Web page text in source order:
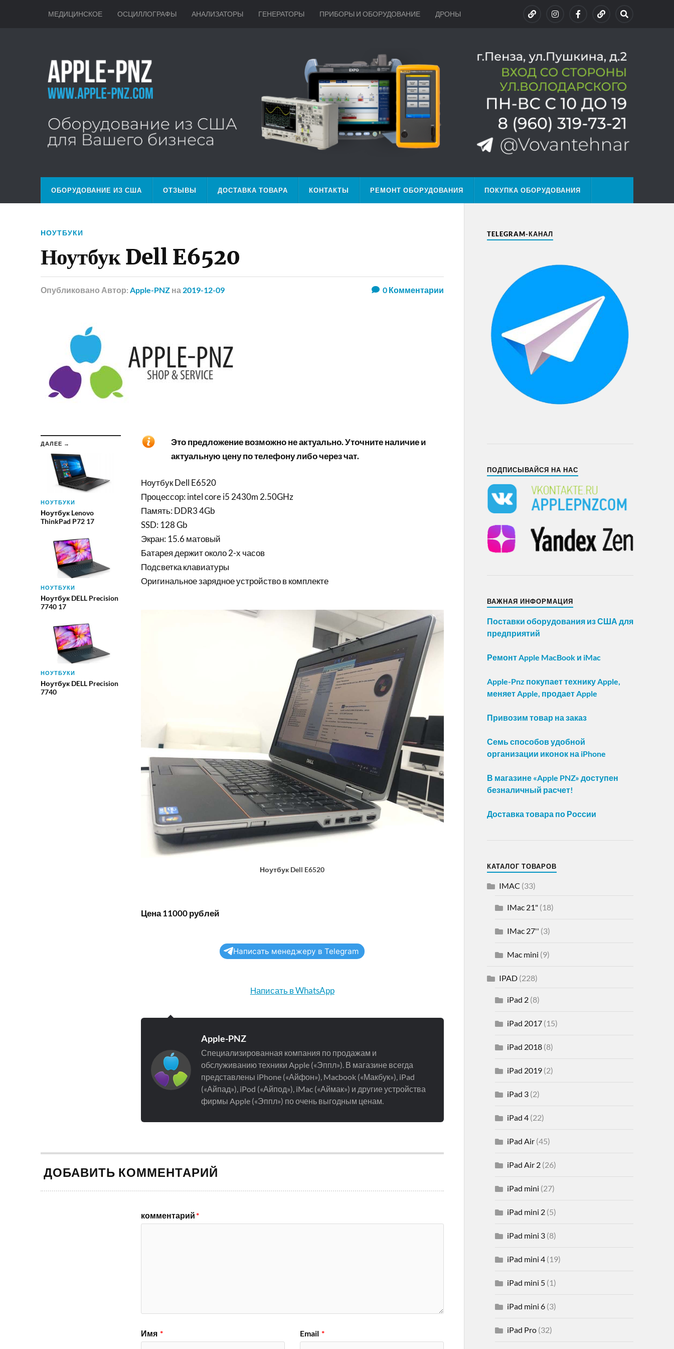
МЕДИЦИНСКОЕ ОСЦИЛЛОГРАФЫ АНАЛИЗАТОРЫ ГЕНЕРАТОРЫ ПРИБОРЫ И ОБОРУДОВАНИЕ ДРОНЫ
ОБОРУДОВАНИЕ ИЗ США ОТЗЫВЫ ДОСТАВКА ТОВАРА КОНТАКТЫ РЕМОНТ ОБОРУДОВАНИЯ ПОКУПКА ОБОРУДОВАНИЯ
НОУТБУКИ
Ноутбук Dell E6520
Опубликовано Автор: Apple-PNZ на 2019-12-09 0Комментарии
ДАЛЕЕ →
НОУТБУКИ
Ноутбук Lenovo
ThinkPad P72 17
НОУТБУКИ
Ноутбук DELL Precision
7740 17
НОУТБУКИ
Ноутбук DELL Precision
7740
Это предложение возможно не актуально. Уточните наличие и
актуальную цену по телефону либо через чат.
Ноутбук Dell E6520
Процессор: intel core i5 2430m 2.50GHz
Память: DDR3 4Gb
SSD: 128 Gb
Экран: 15.6 матовый
Батарея держит около 2-х часов
Подсветка клавиатуры
Оригинальное зарядное устройство в комплекте
Ноутбук Dell E6520
Цена 11000 рублей
Написать менеджеру в Telegram
Написать в WhatsApp
Apple-PNZ
Специализированная компания по продажам и
обслуживанию техники Apple («Эппл»). В магазине всегда
представлены iPhone («Айфон»), Macbook («Макбук»), iPad
(«Айпад»), iPod («Айпод»), iMac («Аймак») и другие устройства
фирмы Apple («Эппл») по очень выгодным ценам.
ДОБАВИТЬ КОММЕНТАРИЙ
комментарий*
Имя * Email *
TELEGRAM-КАНАЛ
ПОДПИСЫВАЙСЯ НА НАС
ВАЖНАЯ ИНФОРМАЦИЯ
Поставки оборудования из США для
предприятий
Ремонт Apple MacBook и iMac
Apple-Pnz покупает технику Apple,
меняет Apple, продает Apple
Привозим товар на заказ
Семь способов удобной
организации иконок на iPhone
В магазине «Apple PNZ» доступен
безналичный расчет!
Доставка товара по России
КАТАЛОГ ТОВАРОВ
IMAC (33)
IMac 21"(18)
IMac 27'' (3)
Mac mini (9)
IPAD(228)
iPad 2(8)
iPad 2017(15)
iPad 2018(8)
iPad 2019(2)
iPad 3(2)
iPad 4(22)
iPad Air(45)
iPad Air 2(26)
iPad mini (27)
iPad mini 2(5)
iPad mini 3(8)
iPad mini 4(19)
iPad mini 5(1)
iPad mini 6(3)
iPad Pro(32)